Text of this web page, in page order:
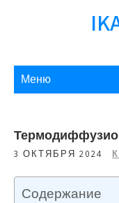
Меню
3 ОКТЯБРЯ 2024
Содержание